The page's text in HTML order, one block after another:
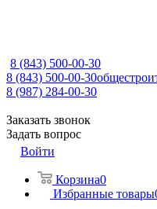
8 (843) 500-00-30
8 (843) 500-00-30
8 (987) 284-00-30
Заказать звонок
Задать вопрос
Войти
Корзина0
Избранные товары